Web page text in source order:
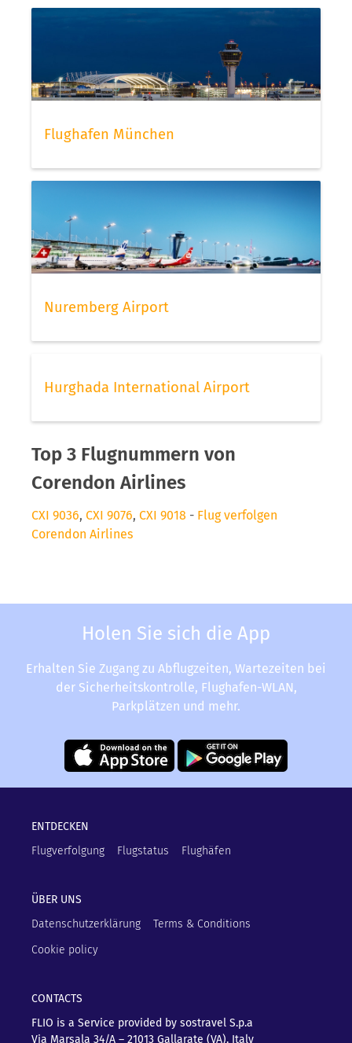
Flughafen München
Nuremberg Airport
Hurghada International Airport
Top 3 Flugnummern von
Corendon Airlines
CXI 9036, CXI 9076, CXI 9018 - Flug verfolgen
Corendon Airlines
Holen Sie sich die App
Erhalten Sie Zugang zu Abflugzeiten, Wartezeiten bei
der Sicherheitskontrolle, Flughafen-WLAN,
Parkplätzen und mehr.
ENTDECKEN
Flugverfolgung
Flugstatus Flughäfen
ÜBER UNS
Datenschutzerklärung
Terms & Conditions
Cookie policy
CONTACTS
FLIO is a Service provided by sostravel S.p.a
Via Marsala 34/A – 21013 Gallarate (VA), Italy